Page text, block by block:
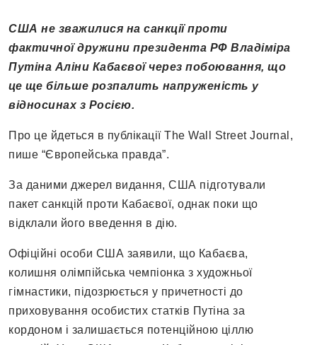
США не зважилися на санкції проти
фактичної дружини президента РФ Владіміра
Путіна Аліни Кабаєвої через побоювання, що
це ще більше розпалить напруженість у
відносинах з Росією.
Про це йдеться в публікації The Wall Street Journal,
пише “Європейська правда”.
За даними джерел видання, США підготували
пакет санкцій проти Кабаєвої, однак поки що
відклали його введення в дію.
Офіційні особи США заявили, що Кабаєва,
колишня олімпійська чемпіонка з художньої
гімнастики, підозрюється у причетності до
приховування особистих статків Путіна за
кордоном і залишається потенційною ціллю